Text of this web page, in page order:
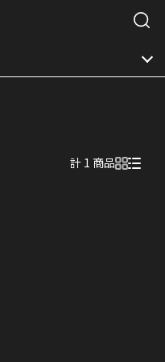
計 1 商品